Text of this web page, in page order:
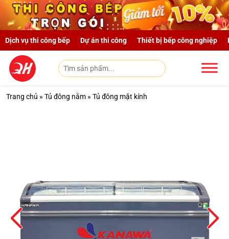
Skip to main content
Dịch vụ thi công bếp Dự án thi công Thiết bị bếp công nghiệp
Trang chủ » Tủ đông nằm » Tủ đông mặt kính